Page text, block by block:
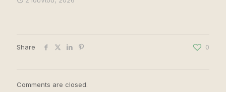
Share 0
Comments are closed.